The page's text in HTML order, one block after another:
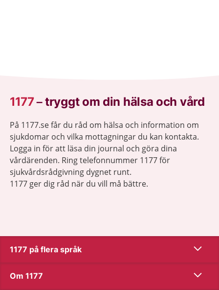
1177–tryggt om din hälsa och vård
På 1177.se får du råd om hälsa och information om
sjukdomar och vilka mottagningar du kan kontakta.
Logga in för att läsa din journal och göra dina
vårdärenden. Ring telefonnummer 1177 för
sjukvårdsrådgivning dygnet runt.
1177 ger dig råd när du vill må bättre.
1177 på flera språk Show
Om 1177 Show